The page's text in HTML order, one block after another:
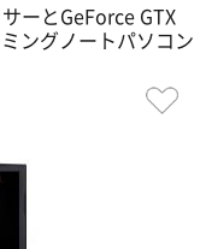
ーとGeForce GTX
ングノートパソコン